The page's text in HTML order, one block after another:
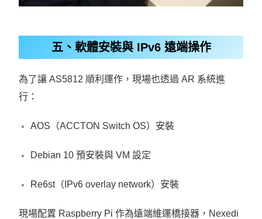
五、軟體安裝與 IPv6 遠端操作
為了讓 AS5812 順利運作，現場也透過 AR 系統進
行：
AOS（ACCTON Switch OS）安裝
Debian 10 預安裝與 VM 設定
Re6st（IPv6 overlay network）安裝
現場配置 Raspberry Pi 作為遠端維運橋接器，Nexedi